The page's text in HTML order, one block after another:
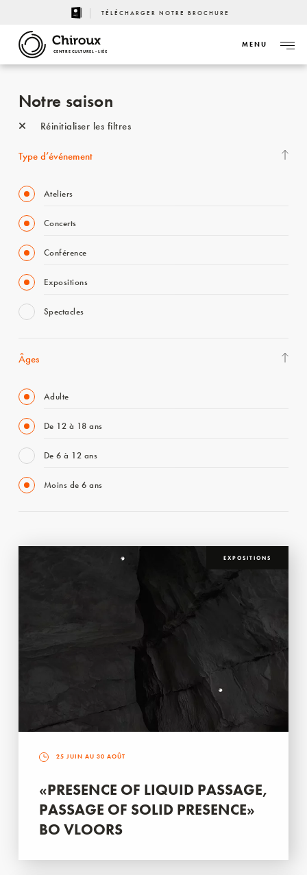
TÉLÉCHARGER NOTRE BROCHURE
CENTRE CULTUREL - LIÈGE
MENU
Notre saison
Réinitialiser les filtres
Type d’événement
Ateliers
Concerts
Conférence
Expositions
Spectacles
Âges
Adulte
De 12 à 18 ans
De 6 à 12 ans
Moins de 6 ans
EXPOSITIONS
25 JUIN AU 30 AOÛT
«PRESENCE OF LIQUID PASSAGE,
PASSAGE OF SOLID PRESENCE»
BO VLOORS